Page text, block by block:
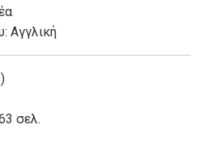
Αγγλική
σελ.